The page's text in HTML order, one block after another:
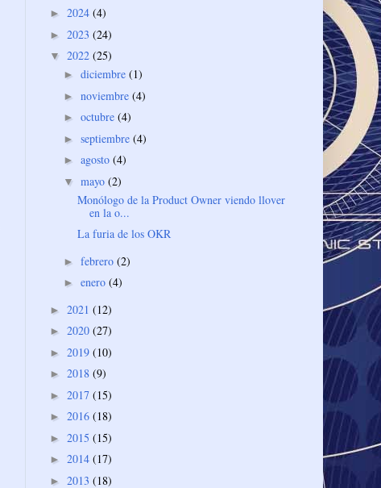
► 2024 (4)
► 2023 (24)
▼ 2022 (25)
► diciembre (1)
► noviembre (4)
► octubre (4)
► septiembre (4)
► agosto (4)
▼ mayo (2)
Monólogo de la Product Owner viendo llover
en la o...
La furia de los OKR
► febrero (2)
► enero (4)
► 2021 (12)
► 2020 (27)
► 2019 (10)
► 2018 (9)
► 2017 (15)
► 2016 (18)
► 2015 (15)
► 2014 (17)
► 2013 (18)